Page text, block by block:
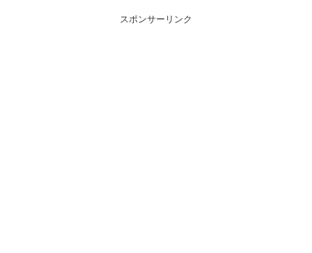
スポンサーリンク